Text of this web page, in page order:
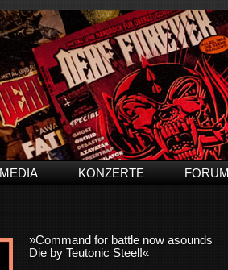
MEDIA KONZERTE FORUM
»Command for battle now asounds
Die by Teutonic Steel!«